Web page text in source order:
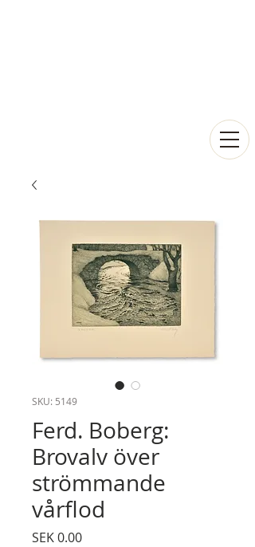
SKU: 5149
Ferd. Boberg:
Brovalv över
strömmande
vårflod
SEK 0.00Price